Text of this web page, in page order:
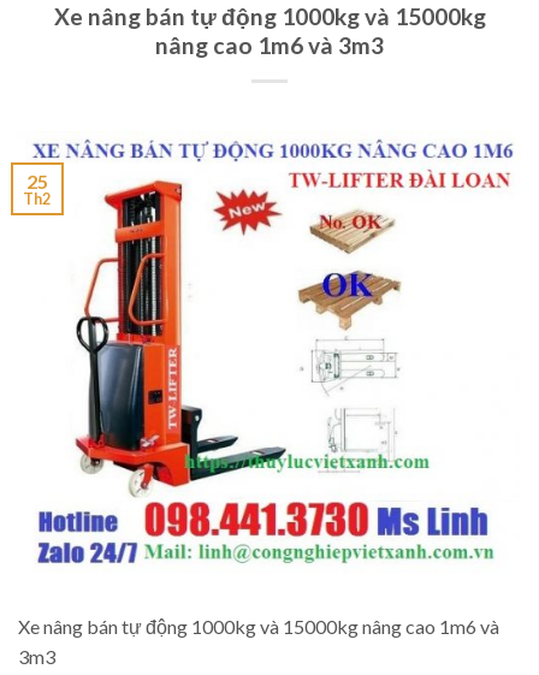
Xe nâng bán tự động 1000kg và 15000kg
nâng cao 1m6 và 3m3
25
Th2
Xe nâng bán tự động 1000kg và 15000kg nâng cao 1m6 và
3m3